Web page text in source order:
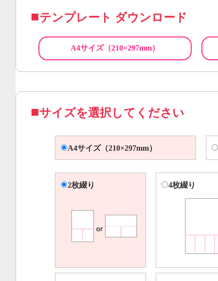
テンプレート ダウンロード
A4サイズ（210×297mm）
サイズを選択してください
A4サイズ（210×297mm）
2枚綴り 4枚綴り